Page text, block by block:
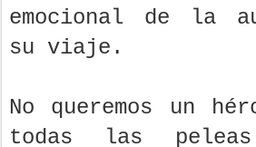
profundizando
emocional de la
No queremos un